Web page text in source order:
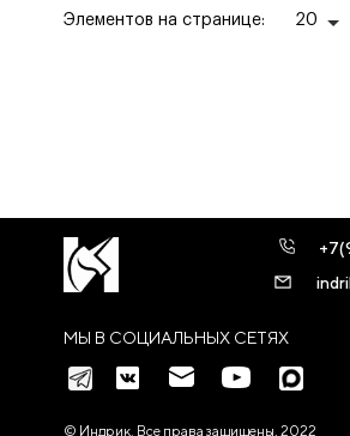
Элементов на странице: 20
МЫ В СОЦИАЛЬНЫХ СЕТЯХ
© Индрик. Все права защищены, 2022